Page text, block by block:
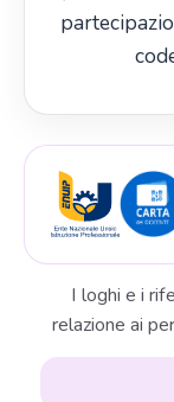
I loghi e i
relazione ai